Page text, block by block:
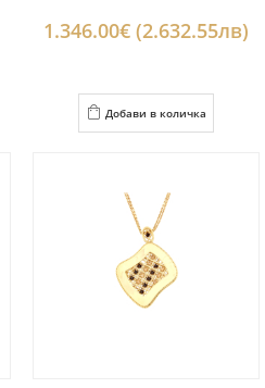
1.346.00€ (2.632.55лв)
Добави в количка